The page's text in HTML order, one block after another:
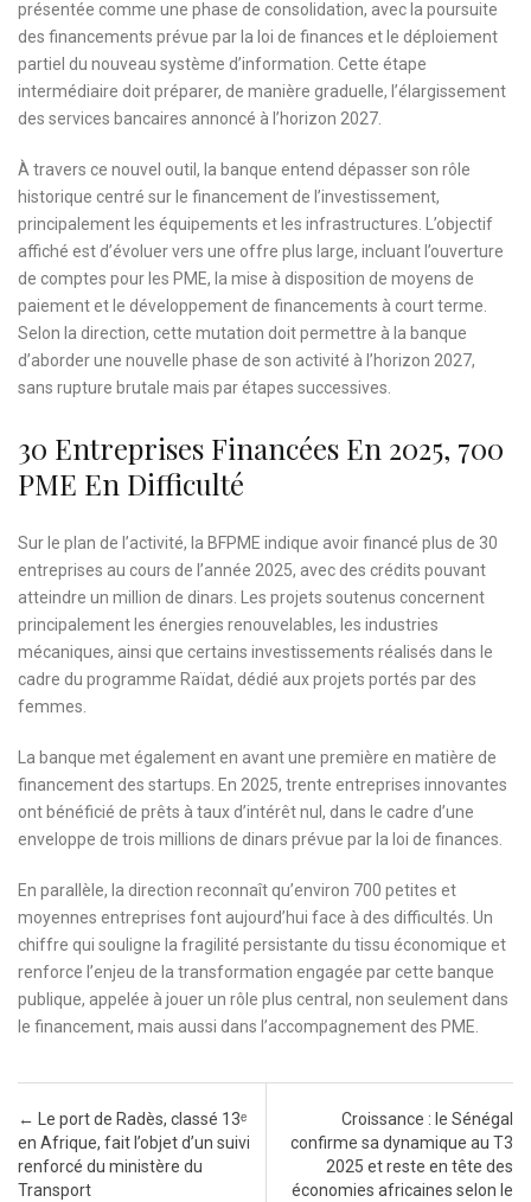
présentée comme une phase de consolidation, avec la poursuite
des financements prévue par la loi de finances et le déploiement
partiel du nouveau système d’information. Cette étape
intermédiaire doit préparer, de manière graduelle, l’élargissement
des services bancaires annoncé à l’horizon 2027.
À travers ce nouvel outil, la banque entend dépasser son rôle
historique centré sur le financement de l’investissement,
principalement les équipements et les infrastructures. L’objectif
affiché est d’évoluer vers une offre plus large, incluant l’ouverture
de comptes pour les PME, la mise à disposition de moyens de
paiement et le développement de financements à court terme.
Selon la direction, cette mutation doit permettre à la banque
d’aborder une nouvelle phase de son activité à l’horizon 2027,
sans rupture brutale mais par étapes successives.
30 Entreprises Financées En 2025, 700
PME En Difficulté
Sur le plan de l’activité, la BFPME indique avoir financé plus de 30
entreprises au cours de l’année 2025, avec des crédits pouvant
atteindre un million de dinars. Les projets soutenus concernent
principalement les énergies renouvelables, les industries
mécaniques, ainsi que certains investissements réalisés dans le
cadre du programme Raïdat, dédié aux projets portés par des
femmes.
La banque met également en avant une première en matière de
financement des startups. En 2025, trente entreprises innovantes
ont bénéficié de prêts à taux d’intérêt nul, dans le cadre d’une
enveloppe de trois millions de dinars prévue par la loi de finances.
En parallèle, la direction reconnaît qu’environ 700 petites et
moyennes entreprises font aujourd’hui face à des difficultés. Un
chiffre qui souligne la fragilité persistante du tissu économique et
renforce l’enjeu de la transformation engagée par cette banque
publique, appelée à jouer un rôle plus central, non seulement dans
le financement, mais aussi dans l’accompagnement des PME.
Post navigation
← Le port de Radès, classé 13ᵉ
en Afrique, fait l’objet d’un suivi
renforcé du ministère du
Transport
Croissance : le Sénégal
confirme sa dynamique au T3
2025 et reste en tête des
économies africaines selon le